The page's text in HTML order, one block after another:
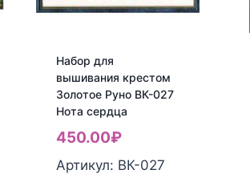
Набор для
вышивания крестом
Золотое Руно ВК-027
Нота сердца
450.00₽
Артикул: ВК-027